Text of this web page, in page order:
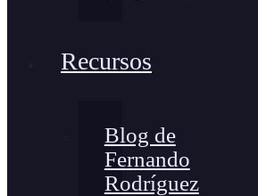
Recursos
Blog de
Fernando
Rodríguez